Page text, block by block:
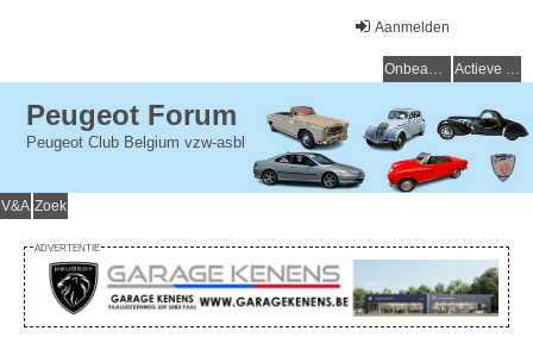
Aanmelden
Onbeantwoorde onderwerpen Actieve onderwerpen
Peugeot Forum
Peugeot Club Belgium vzw-asbl
V&A Zoek
ADVERTENTIE